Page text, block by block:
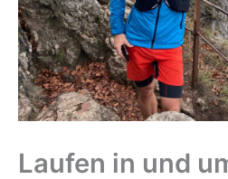
Laufen in und